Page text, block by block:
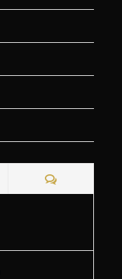
Comments